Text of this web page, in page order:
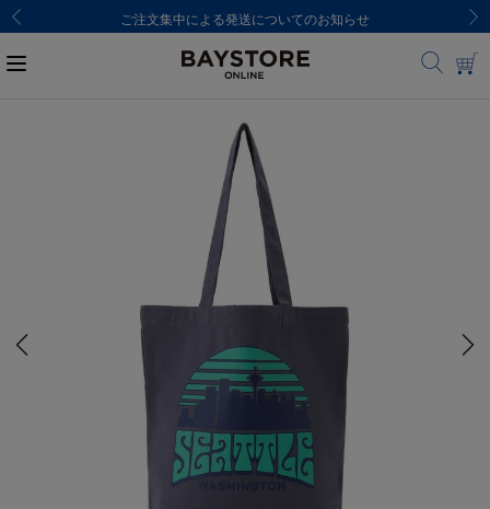
ご注文集中による発送についてのお知らせ